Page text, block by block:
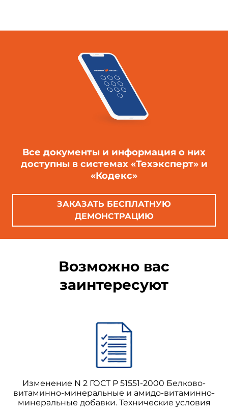
Все документы и информация о них
доступны в системах «Техэксперт» и
«Кодекс»
ЗАКАЗАТЬ БЕСПЛАТНУЮ
ДЕМОНСТРАЦИЮ
Возможно вас
заинтересуют
Изменение N 2 ГОСТ Р 51551-2000 Белково-
витаминно-минеральные и амидо-витаминно-
минеральные добавки. Технические условия